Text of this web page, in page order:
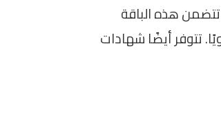
الجديد اعتبارًا من يوم الثلاثاء الموافق 23 يونيو 2026. تتضمن هذه الباقة
المتغير والتي تصل حاليًا إلى 19.25% سنويًا. تتوفر أيضًا شهادات